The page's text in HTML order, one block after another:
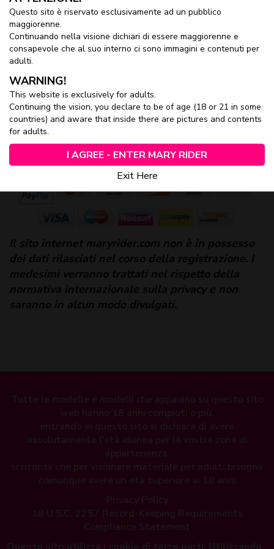
su Maryrider.com a soli 24,0€
Abbonamento Mensile
Accesso illimitato per 30 giorni a soli 9,90€ Trascorsi i 30
giorni l'offerta si rinnova automaticamente fino alla disdetta
al costo di 9,90€ mese
Con Carta di Credito o PayPal
Il sito internet maryrider.com non è in possesso
dei dati rilasciati nel corso della registrazione. I
medesimi verranno trattati nel rispetto della
normativa internazionale sulla privacy e non
saranno in alcun modo divulgati.
Tutte le modelle e modelli che appauino su questo sito
web hanno 18 anni compiuti o più.
entrando in questo sito si dichiara di avere
assolutamente l'età idonea per la vostra zona di
appartenenza.
si ricorda che per visionare materiale per adulti bisogna
comunque avere un età superiore ai 18 anni
Privacy Policy
18 U.S.C. 2257 Record-Keeping Requirements
Compliance Statement
Questo sito è riservato esclusivamente ad un pubblico
maggiorenne.
Continuando nella visione dichiari di essere maggiorenne e
consapevole che al suo interno ci sono immagini e contenuti per
adulti.
WARNING!
This website is exclusively for adults.
Continuing the vision, you declare to be of age (18 or 21 in some
countries) and aware that inside there are pictures and contents
for adults.
I AGREE - ENTER MARY RIDER
Exit Here